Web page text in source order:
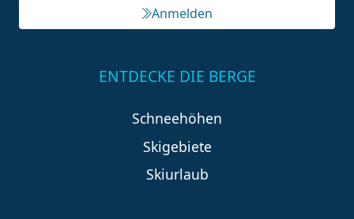
Anmelden
ENTDECKE DIE BERGE
Schneehöhen
Skigebiete
Skiurlaub